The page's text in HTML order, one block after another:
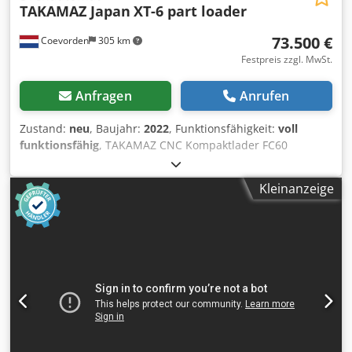
Coevorden 305 km
TAKAMAZ Japan XT-6 part loader
73.500 €
Festpreis zzgl. MwSt.
Anfragen Anrufen
Zustand: neu, Baujahr: 2022, Funktionsfähigkeit: voll
funktionsfähig, TAKAMAZ CNC Kompaktlader FC60
Drehmaschine mit automatischem Be- und Entlader
Schnellstes Ladesystem der Welt Beladezeit für neues Teil:
2,8 Sekunden Beladekapazität bis 60 mm Durchmesser
Max. Beladelänge: 50 mm Max. Gewicht: 1 kg pro Seite
Ladegeschwindigkeit: 120 m/min Teilewendung für
Stangenkapazität: 35 mm Spannzangenfutter 173E bis 40
mm Durchmesser Spindelaufnahme: A2-5 Dodom E I D
Hjpfx Ak Tock Spindeldrehzahl: 4500 U/min
Kleinanzeige